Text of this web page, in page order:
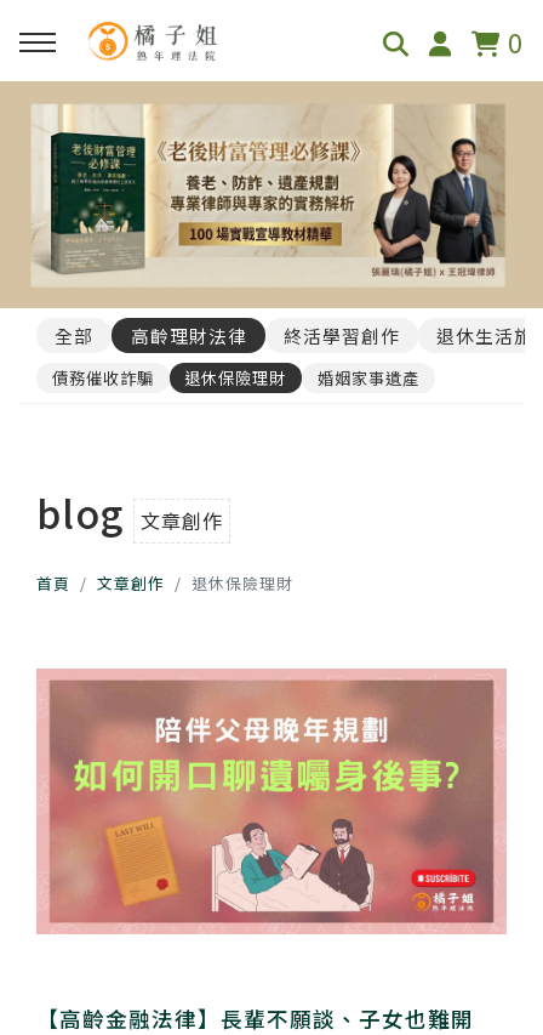
0
全部 高齡理財法律 終活學習創作 退休生活旅
債務催收詐騙 退休保險理財 婚姻家事遺產
blog 文章創作
首頁 文章創作 退休保險理財
【高齡金融法律】長輩不願談、子女也難開